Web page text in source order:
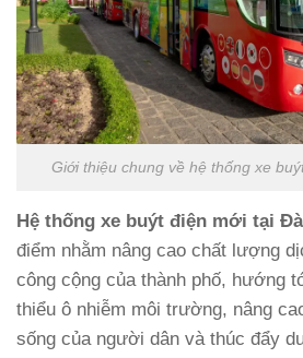
Giới thiệu chung về hệ thống xe
Hệ thống xe buýt điện mới tại
điểm nhằm nâng cao chất lượng
công cộng của thành phố, hướng
thiểu ô nhiễm môi trường, nâng
sống của người dân và thúc đẩy